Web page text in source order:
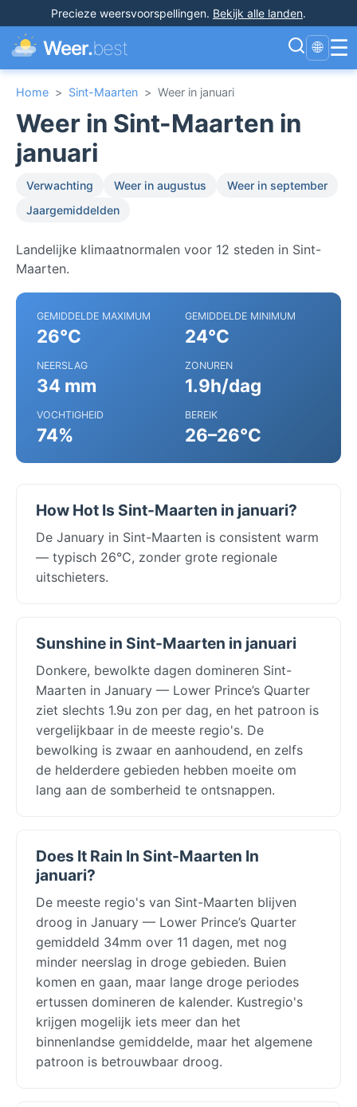
Precieze weersvoorspellingen. Bekijk alle landen.
Weer.best 🌐 ☰
Home > Sint-Maarten > Weer in januari
Weer in Sint-Maarten in
januari
Verwachting Weer in augustus
Weer in september
Jaargemiddelden
Landelijke klimaatnormalen voor 12 steden in Sint-
Maarten.
GEMIDDELDE MAXIMUM
26°C
GEMIDDELDE MINIMUM
24°C
NEERSLAG
34 mm
ZONUREN
1.9h/dag
VOCHTIGHEID
74%
BEREIK
26–26°C
How Hot Is Sint-Maarten in januari?
De January in Sint-Maarten is consistent warm
— typisch 26°C, zonder grote regionale
uitschieters.
Sunshine in Sint-Maarten in januari
Donkere, bewolkte dagen domineren Sint-
Maarten in January — Lower Prince’s Quarter
ziet slechts 1.9u zon per dag, en het patroon is
vergelijkbaar in de meeste regio's. De
bewolking is zwaar en aanhoudend, en zelfs
de helderdere gebieden hebben moeite om
lang aan de somberheid te ontsnappen.
Does It Rain In Sint-Maarten In
januari?
De meeste regio's van Sint-Maarten blijven
droog in January — Lower Prince’s Quarter
gemiddeld 34mm over 11 dagen, met nog
minder neerslag in droge gebieden. Buien
komen en gaan, maar lange droge periodes
ertussen domineren de kalender. Kustregio's
krijgen mogelijk iets meer dan het
binnenlandse gemiddelde, maar het algemene
patroon is betrouwbaar droog.